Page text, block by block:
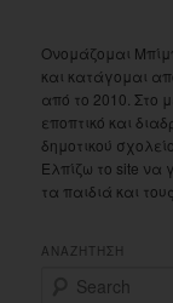
Ονομάζομαι
και κατάγομαι
από το 2010. Στο
εποπτικό και
δημοτικού
Ελπίζω το site να
τα παιδιά και
ΑΝΑΖΗΤΗΣΗ